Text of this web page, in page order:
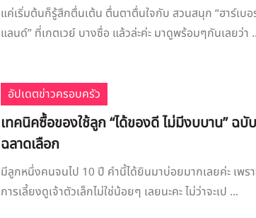
แค่เริ่มต้นก็รู้สึกตื่นเต้น ตื่นตาตื่นใจกับ สวนสนุก “ฮาร์เบอ
แลนด์” ที่เกตเวย์ บางซื่อ แล้วล่ะค่ะ มาดูพร้อมๆกันเลยว่า
อัปเดตข่าวครอบครัว
เทคนิคซื้อของใช้ลูก “ได้ของดี ไม่มีงบบาน” ฉ
ฉลาดเลือก
มีลูกหนึ่งคนจนไป 10 ปี คำนี้ได้ยินมาบ่อยมากเลยค่ะ เพรา
การเลี้ยงดูเจ้าตัวเล็กไม่ใช่น้อยๆ เลยนะคะ ไม่ว่าจะเป ...